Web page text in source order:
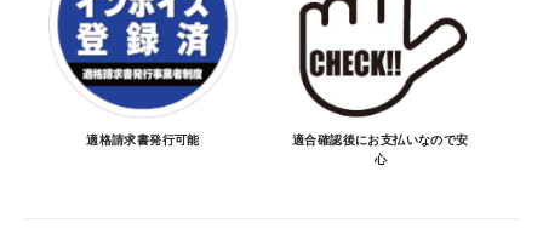
決済について
・ご注文後にメーカー確認を行い、商品が愛
車に合うことを確認してから決済となりま
適格請求書発行可能
適合確認後にお支払いなので安
心